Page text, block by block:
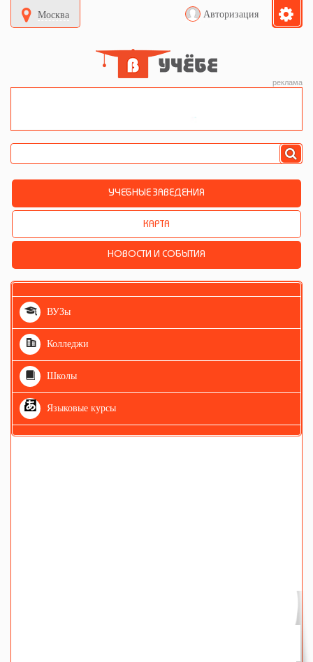
Москва Авторизация
реклама
УЧЕБНЫЕ ЗАВЕДЕНИЯ
КАРТА
НОВОСТИ И СОБЫТИЯ
ВУЗы
Колледжи
Школы
Языковые курсы